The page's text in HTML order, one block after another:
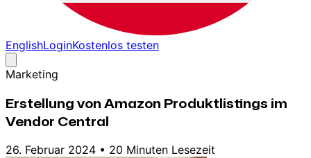
EnglishLoginKostenlos testen
Marketing
Erstellung von Amazon Produktlistings im
Vendor Central
26. Februar 2024 • 20 Minuten Lesezeit